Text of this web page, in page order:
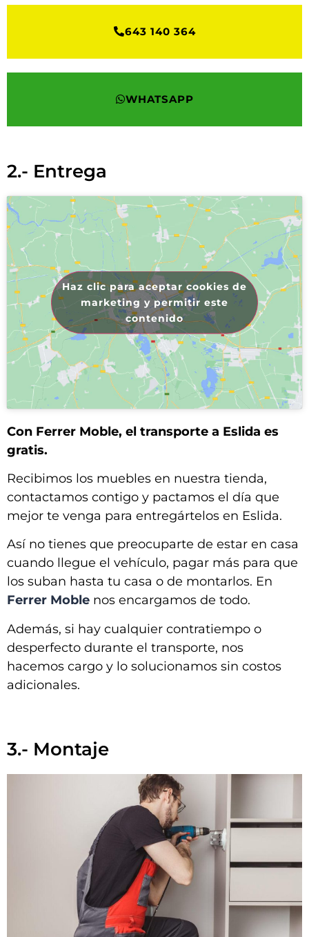
643 140 364
WHATSAPP
2.- Entrega
Haz clic para aceptar cookies de
marketing y permitir este
contenido
Con Ferrer Moble, el transporte a Eslida es
gratis.
Recibimos los muebles en nuestra tienda,
contactamos contigo y pactamos el día que
mejor te venga para entregártelos en Eslida.
Así no tienes que preocuparte de estar en casa
cuando llegue el vehículo, pagar más para que
los suban hasta tu casa o de montarlos. En
Ferrer Moble nos encargamos de todo.
Además, si hay cualquier contratiempo o
desperfecto durante el transporte, nos
hacemos cargo y lo solucionamos sin costos
adicionales.
3.- Montaje